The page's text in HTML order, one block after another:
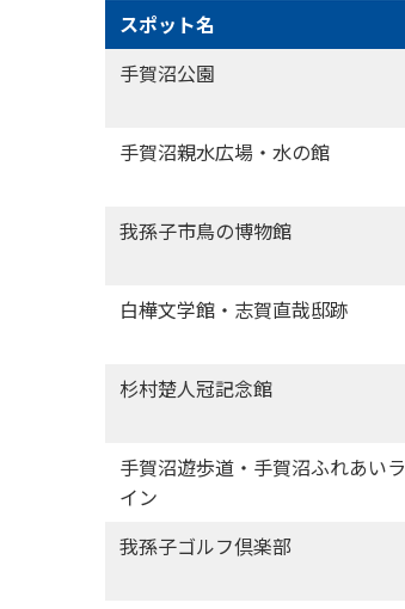
スポット名
手賀沼公園
手賀沼親水広場・水の館
我孫子市鳥の博物館
白樺文学館・志賀直哉邸跡
杉村楚人冠記念館
手賀沼遊歩道・手賀沼ふれあいラ
イン
我孫子ゴルフ倶楽部